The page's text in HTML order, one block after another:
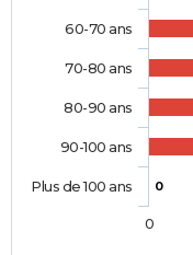
0
60-70 ans
70-80 ans
80-90 ans
90-100 ans
Plus de 100 ans
0